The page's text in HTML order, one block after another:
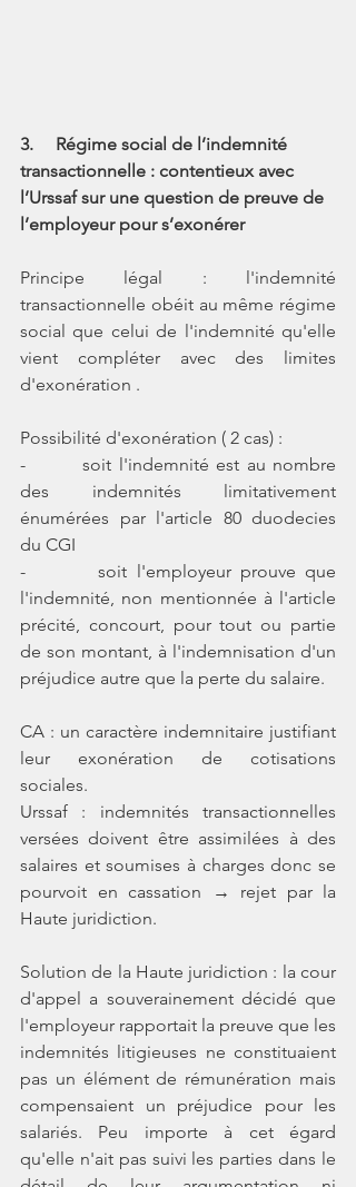
3.     Régime social de l’indemnité
transactionnelle : contentieux avec
l’Urssaf sur une question de preuve de
l’employeur pour s’exonérer
Principe légal : l'indemnité
transactionnelle obéit au même régime
social que celui de l'indemnité qu'elle
vient compléter avec des limites
d'exonération .
Possibilité d'exonération ( 2 cas) :
-        soit l'indemnité est au nombre
des indemnités limitativement
énumérées par l'article 80 duodecies
du CGI
-        soit l'employeur prouve que
l'indemnité, non mentionnée à l'article
précité, concourt, pour tout ou partie
de son montant, à l'indemnisation d'un
préjudice autre que la perte du salaire.
CA : un caractère indemnitaire justifiant
leur exonération de cotisations
sociales.
Urssaf : indemnités transactionnelles
versées doivent être assimilées à des
salaires et soumises à charges donc se
pourvoit en cassation → rejet par la
Haute juridiction.
Solution de la Haute juridiction : la cour
d'appel a souverainement décidé que
l'employeur rapportait la preuve que les
indemnités litigieuses ne constituaient
pas un élément de rémunération mais
compensaient un préjudice pour les
salariés. Peu importe à cet égard
qu'elle n'ait pas suivi les parties dans le